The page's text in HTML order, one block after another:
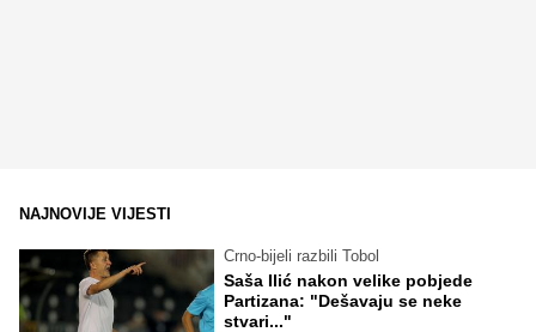
NAJNOVIJE VIJESTI
Crno-bijeli razbili Tobol
Saša Ilić nakon velike pobjede
Partizana: "Dešavaju se neke
stvari..."